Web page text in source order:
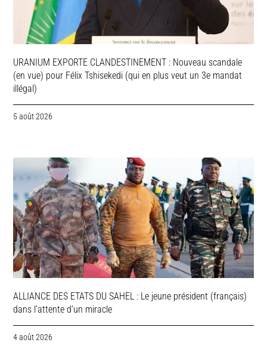
URANIUM EXPORTE CLANDESTINEMENT : Nouveau scandale
(en vue) pour Félix Tshisekedi (qui en plus veut un 3e mandat
illégal)
5 août 2026
ALLIANCE DES ETATS DU SAHEL : Le jeune président (français)
dans l’attente d’un miracle
4 août 2026